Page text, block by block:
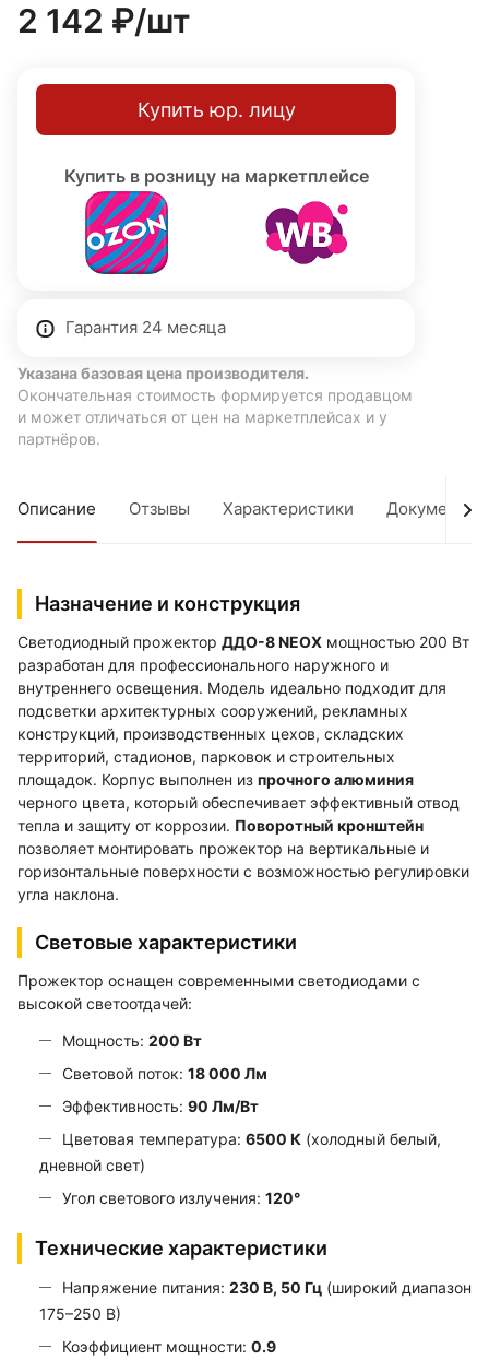
2 142 ₽/шт
Купить юр. лицу
Купить в розницу на маркетплейсе
Гарантия 24 месяца
Указана базовая цена производителя.
Окончательная стоимость формируется продавцом
и может отличаться от цен на маркетплейсах и у
партнёров.
Описание Отзывы Характеристики Документы
Назначение и конструкция
Светодиодный прожектор ДДО-8 NEOX мощностью 200 Вт
разработан для профессионального наружного и
внутреннего освещения. Модель идеально подходит для
подсветки архитектурных сооружений, рекламных
конструкций, производственных цехов, складских
территорий, стадионов, парковок и строительных
площадок. Корпус выполнен из прочного алюминия
черного цвета, который обеспечивает эффективный отвод
тепла и защиту от коррозии. Поворотный кронштейн
позволяет монтировать прожектор на вертикальные и
горизонтальные поверхности с возможностью регулировки
угла наклона.
Световые характеристики
Прожектор оснащен современными светодиодами с
высокой светоотдачей:
Мощность: 200 Вт
Световой поток: 18 000 Лм
Эффективность: 90 Лм/Вт
Цветовая температура: 6500 К (холодный белый,
дневной свет)
Угол светового излучения: 120°
Технические характеристики
Напряжение питания: 230 В, 50 Гц (широкий диапазон
175–250 В)
Коэффициент мощности: 0.9